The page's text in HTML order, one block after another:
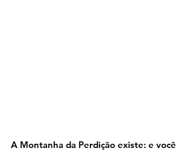
A Montanha da Perdição existe: e você